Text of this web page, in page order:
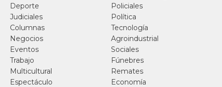
Deporte
Policiales
Judiciales
Política
Columnas
Tecnología
Negocios
Agroindustrial
Eventos
Sociales
Trabajo
Fúnebres
Multicultural
Remates
Espectáculo
Economía